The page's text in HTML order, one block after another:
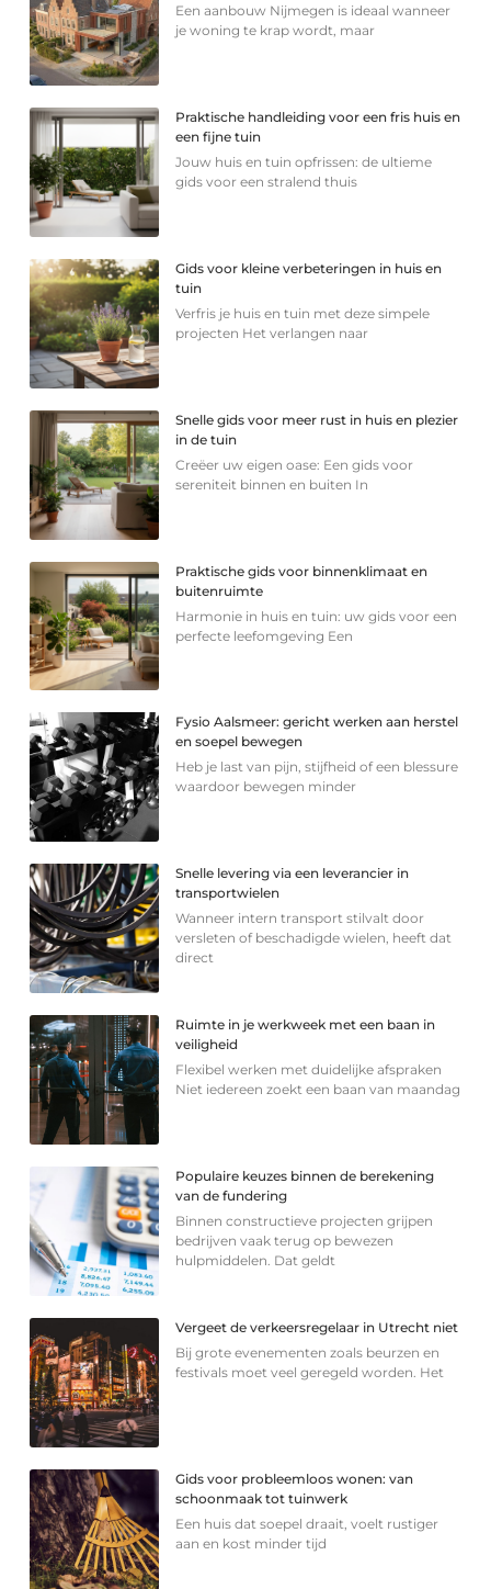
Een aanbouw Nijmegen is ideaal wanneer
je woning te krap wordt, maar
Praktische handleiding voor een fris huis en
een fijne tuin
Jouw huis en tuin opfrissen: de ultieme
gids voor een stralend thuis
Gids voor kleine verbeteringen in huis en
tuin
Verfris je huis en tuin met deze simpele
projecten Het verlangen naar
Snelle gids voor meer rust in huis en plezier
in de tuin
Creëer uw eigen oase: Een gids voor
sereniteit binnen en buiten In
Praktische gids voor binnenklimaat en
buitenruimte
Harmonie in huis en tuin: uw gids voor een
perfecte leefomgeving Een
Fysio Aalsmeer: gericht werken aan herstel
en soepel bewegen
Heb je last van pijn, stijfheid of een blessure
waardoor bewegen minder
Snelle levering via een leverancier in
transportwielen
Wanneer intern transport stilvalt door
versleten of beschadigde wielen, heeft dat
direct
Ruimte in je werkweek met een baan in
veiligheid
Flexibel werken met duidelijke afspraken
Niet iedereen zoekt een baan van maandag
Populaire keuzes binnen de berekening
van de fundering
Binnen constructieve projecten grijpen
bedrijven vaak terug op bewezen
hulpmiddelen. Dat geldt
Vergeet de verkeersregelaar in Utrecht niet
Bij grote evenementen zoals beurzen en
festivals moet veel geregeld worden. Het
Gids voor probleemloos wonen: van
schoonmaak tot tuinwerk
Een huis dat soepel draait, voelt rustiger
aan en kost minder tijd